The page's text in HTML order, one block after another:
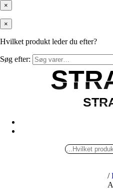
×
×
Hvilket produkt leder du efter?
Søg efter:
/